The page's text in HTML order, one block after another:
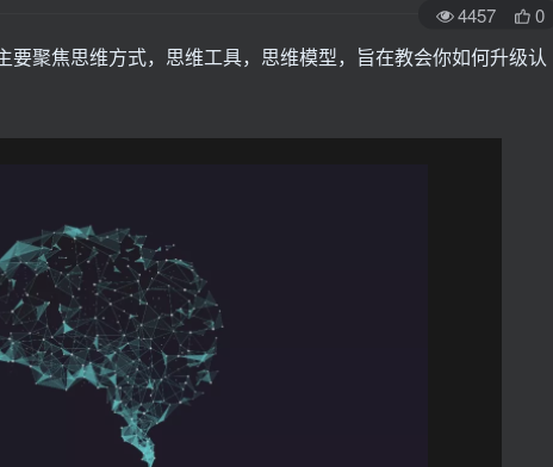
4457 0
聚焦思维方式，思维工具，思维模型，旨在教会你如何升级认